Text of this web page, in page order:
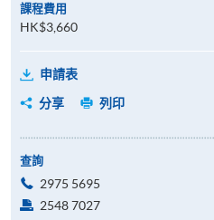
課程費用
HK$3,660
申請表
分享
列印
查詢
2975 5695
2548 7027